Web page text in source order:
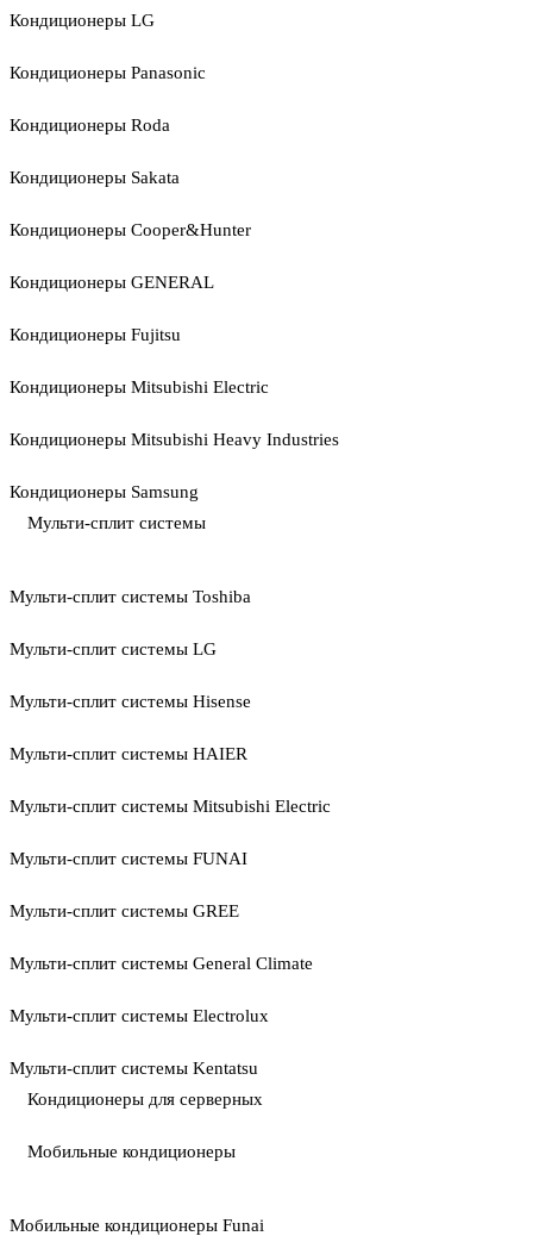
Кондиционеры LG
Кондиционеры Panasonic
Кондиционеры Roda
Кондиционеры Sakata
Кондиционеры Cooper&Hunter
Кондиционеры GENERAL
Кондиционеры Fujitsu
Кондиционеры Mitsubishi Electric
Кондиционеры Mitsubishi Heavy Industries
Кондиционеры Samsung
Мульти-сплит системы
Мульти-сплит системы Toshiba
Мульти-сплит системы LG
Мульти-сплит системы Hisense
Мульти-сплит системы HAIER
Мульти-сплит системы Mitsubishi Electric
Мульти-сплит системы FUNAI
Мульти-сплит системы GREE
Мульти-сплит системы General Climate
Мульти-сплит системы Electrolux
Мульти-сплит системы Kentatsu
Кондиционеры для серверных
Мобильные кондиционеры
Мобильные кондиционеры Funai